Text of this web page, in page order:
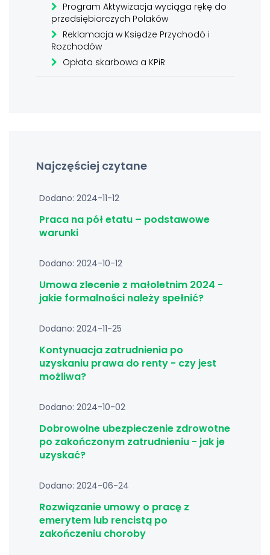
Program Aktywizacja wyciąga rękę do
przedsiębiorczych Polaków
Reklamacja w Księdze Przychodó i
Rozchodów
Opłata skarbowa a KPiR
Najczęściej czytane
Dodano: 2024-11-12
Praca na pół etatu – podstawowe
warunki
Dodano: 2024-10-12
Umowa zlecenie z małoletnim 2024 -
jakie formalności należy spełnić?
Dodano: 2024-11-25
Kontynuacja zatrudnienia po
uzyskaniu prawa do renty - czy jest
możliwa?
Dodano: 2024-10-02
Dobrowolne ubezpieczenie zdrowotne
po zakończonym zatrudnieniu - jak je
uzyskać?
Dodano: 2024-06-24
Rozwiązanie umowy o pracę z
emerytem lub rencistą po
zakończeniu choroby